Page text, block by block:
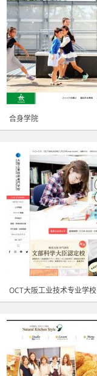
合身学院
OCT大阪工业技术专业学校